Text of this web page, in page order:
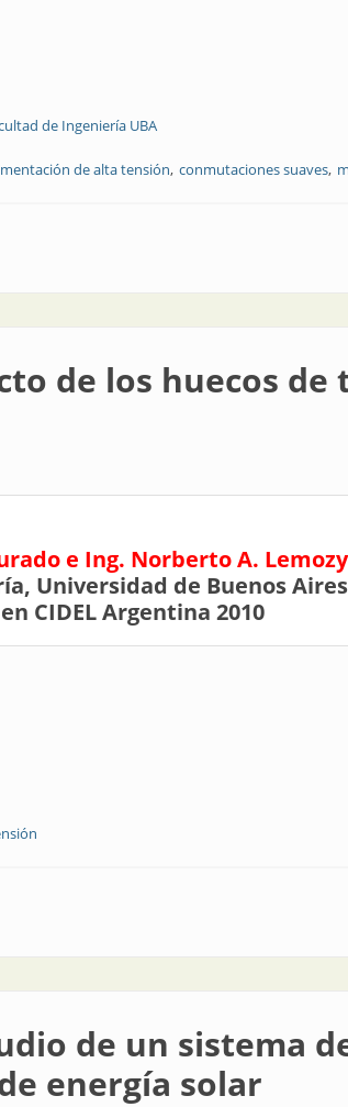
de Ingeniería UBA
de alta tensión conmutaciones suaves
para aceleradores electrostáticos
de los huecos
e Ing. Norberto A. Lemozy
Universidad de Buenos
CIDEL Argentina 2010
en el motor de inducción
de un sistema
energía solar